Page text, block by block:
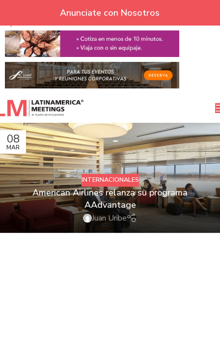
Skip to navigation
Skip to main content
Anunciate con Nosotros
08
MAR
INTERNACIONALES
American Airlines relanza su programa
AAdvantage
Juan Uribe